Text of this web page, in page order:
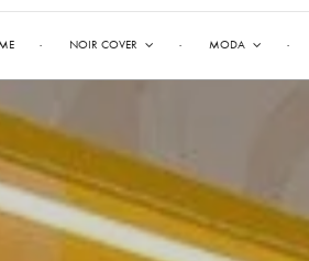
NOIR COVER MODA